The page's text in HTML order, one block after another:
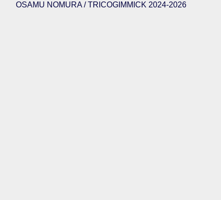
OSAMU NOMURA / TRICOGIMMICK 2024-2026